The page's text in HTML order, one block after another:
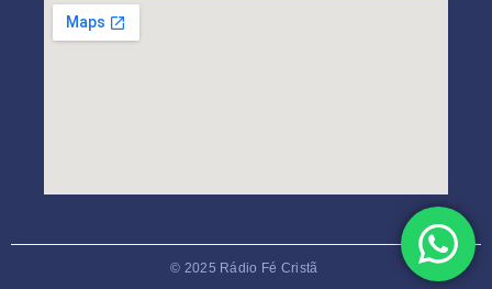
© 2025 Rádio Fé Cristã